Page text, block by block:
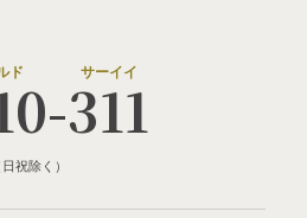
311
祝除く）